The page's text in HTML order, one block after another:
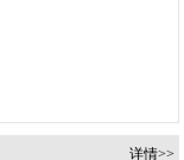
详情>>